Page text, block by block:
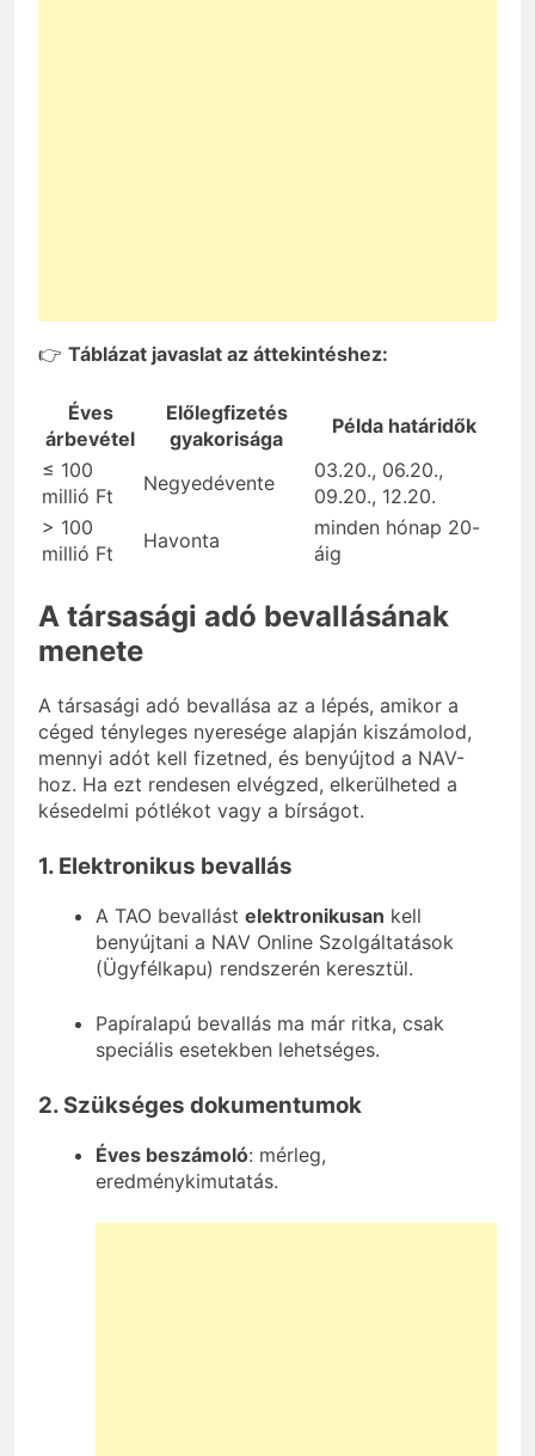
👉 Táblázat javaslat az áttekintéshez:
Éves
árbevétel
Előlegfizetés
gyakorisága
Példa határidők
≤ 100
millió Ft
Negyedévente
03.20., 06.20.,
09.20., 12.20.
> 100
millió Ft
Havonta
minden hónap 20-
áig
A társasági adó bevallásának
menete
A társasági adó bevallása az a lépés, amikor a
céged tényleges nyeresége alapján kiszámolod,
mennyi adót kell fizetned, és benyújtod a NAV-
hoz. Ha ezt rendesen elvégzed, elkerülheted a
késedelmi pótlékot vagy a bírságot.
1. Elektronikus bevallás
A TAO bevallást elektronikusan kell
benyújtani a NAV Online Szolgáltatások
(Ügyfélkapu) rendszerén keresztül.
Papíralapú bevallás ma már ritka, csak
speciális esetekben lehetséges.
2. Szükséges dokumentumok
Éves beszámoló: mérleg,
eredménykimutatás.